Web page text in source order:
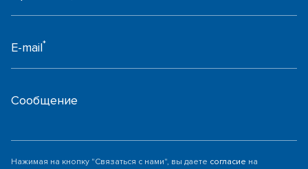
E-mail*
Сообщение
Нажимая на кнопку "Связаться с нами", вы даете согласие на